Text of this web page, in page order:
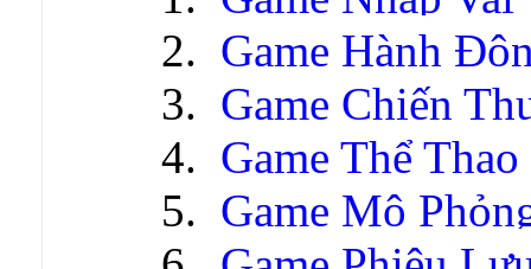
Game Hành
Game Chiến
Game Thể Thao
Game Mô